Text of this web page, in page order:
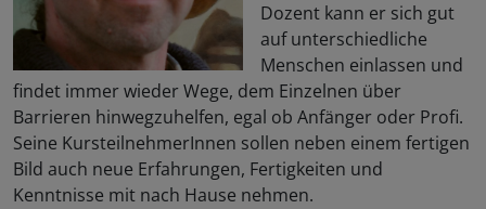
Dozent kann er sich gut
auf unterschiedliche
Menschen einlassen und
findet immer wieder Wege, dem Einzelnen über
Barrieren hinwegzuhelfen, egal ob Anfänger oder Profi.
Seine KursteilnehmerInnen sollen neben einem fertigen
Bild auch neue Erfahrungen, Fertigkeiten und
Kenntnisse mit nach Hause nehmen.